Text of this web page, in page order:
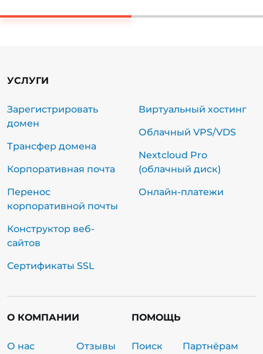
УСЛУГИ
Зарегистрировать
домен
Трансфер домена
Корпоративная почта
Перенос
корпоративной почты
Конструктор веб-
сайтов
Сертификаты SSL
Виртуальный хостинг
Облачный VPS/VDS
Nextcloud Pro
(облачный диск)
Онлайн-платежи
О КОМПАНИИ
О нас
Отзывы
ПОМОЩЬ
Поиск
Партнёрам